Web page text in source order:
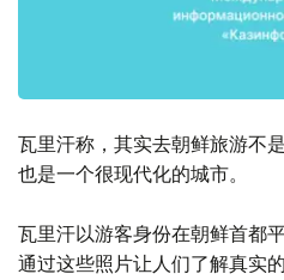
瓦里汗称，其实去朝鲜旅游不
也是一个很现代化的城市。
瓦里汗以游客身份在朝鲜首都
通过这些照片让人们了解真实